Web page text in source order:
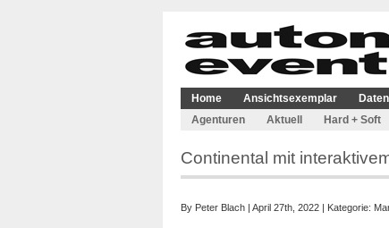
Home Ansichtsexemplar
Agenturen
Aktuell Hard + Soft
Continental mit
By Peter Blach | April 27th, 2022 | Kategorie: